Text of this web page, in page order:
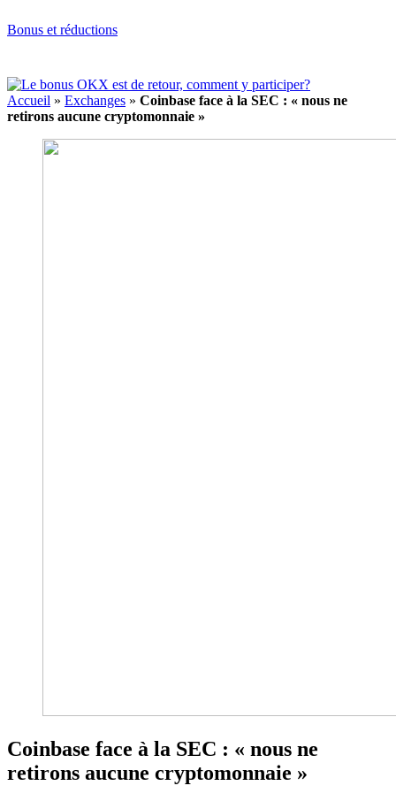
Bonus et réductions
Accueil » Exchanges » Coinbase face à la SEC : « nous ne
retirons aucune cryptomonnaie »
Coinbase face à la SEC : « nous ne
retirons aucune cryptomonnaie »